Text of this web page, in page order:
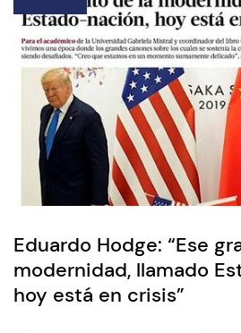
Eduardo Hodge: “Ese
modernidad, llamado
hoy está en crisis”